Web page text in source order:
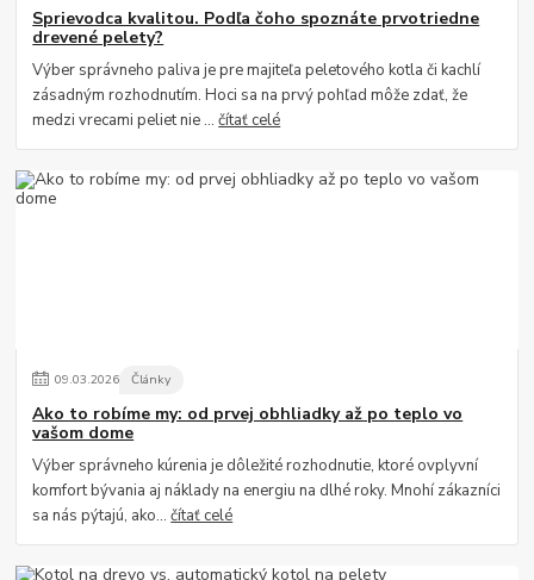
Sprievodca kvalitou. Podľa čoho spoznáte prvotriedne
drevené pelety?
Výber správneho paliva je pre majiteľa peletového kotla či kachlí
zásadným rozhodnutím. Hoci sa na prvý pohľad môže zdať, že
medzi vrecami peliet nie ...čítať celé
09.03.2026 Články
Ako to robíme my: od prvej obhliadky až po teplo vo
vašom dome
Výber správneho kúrenia je dôležité rozhodnutie, ktoré ovplyvní
komfort bývania aj náklady na energiu na dlhé roky. Mnohí zákazníci
sa nás pýtajú, ako...čítať celé